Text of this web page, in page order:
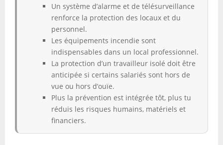
Un système d’alarme et de télésurveillance
renforce la protection des locaux et du
personnel.
Les équipements incendie sont
indispensables dans un local professionnel.
La protection d’un travailleur isolé doit être
anticipée si certains salariés sont hors de
vue ou hors d’ouïe.
Plus la prévention est intégrée tôt, plus tu
réduis les risques humains, matériels et
financiers.